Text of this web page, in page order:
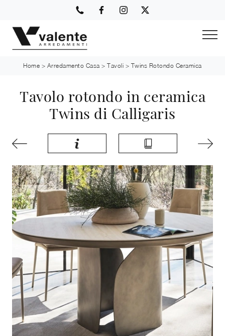
Home > Arredamento Casa >Tavoli > Twins Rotondo Ceramica
Tavolo rotondo in ceramica
Twins di Calligaris